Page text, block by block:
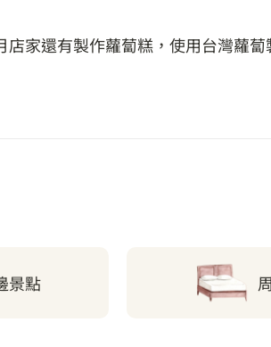
家還有製作蘿蔔糕，使用台灣蘿
景點